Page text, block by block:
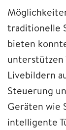
traditionelle
bieten
unterstützen
Livebildern
Steuerung
Geräten wie
intelligente